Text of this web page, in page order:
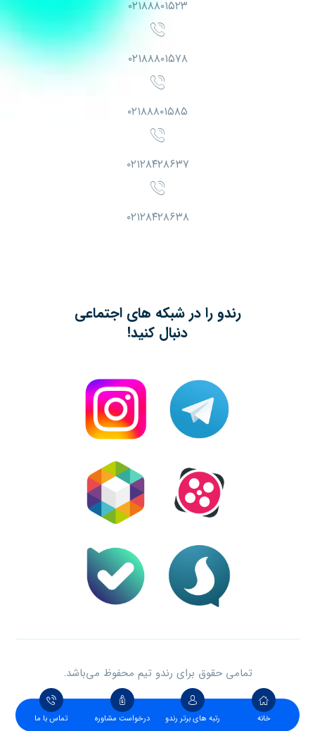
۰۲۱۸۸۸۰۱۵۲۳
۰۲۱۸۸۸۰۱۵۷۸
۰۲۱۸۸۸۰۱۵۸۵
۰۲۱۲۸۴۲۸۶۳۷
۰۲۱۲۸۴۲۸۶۳۸
رندو را در شبکه های اجتماعی
دنبال کنید!
تمامی حقوق برای رندو تیم محفوظ می‌باشد.
خانه رتبه های برتر رندو درخواست مشاوره تماس با ما